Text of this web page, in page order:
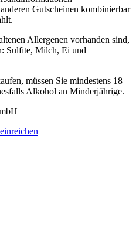
Gutscheinen kombinierbar
Allergenen vorhanden sind,
Sulfite, Milch, Ei und
müssen Sie mindestens 18
Alkohol an Minderjährige.